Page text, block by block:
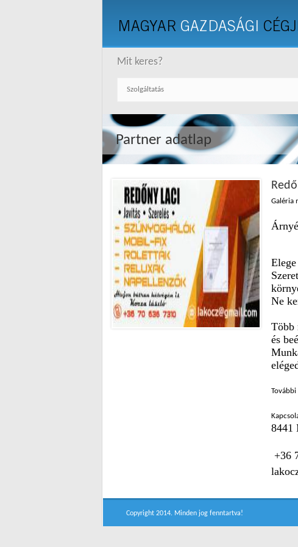
MAGYAR GAZDASÁGI
Mit keres?
Partner adatlap
Galéria
Ne
Több
és
8441
+36
Copyright 2014. Minden jog fenntartva!